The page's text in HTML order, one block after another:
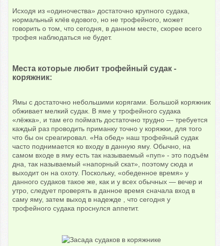
Исходя из «одиночества» достаточно крупного судака,
нормальный клёв едового, но не трофейного, может
говорить о том, что сегодня, в данном месте, скорее всего
трофея наблюдаться не будет.
Места которые любит трофейный судак -
коряжник:
Ямы с достаточно небольшими корягами. Большой коряжник
обживает мелкий судак. В яме у трофейного судака
«лёжка», и там его поймать достаточно трудно — требуется
каждый раз проводить приманку точно у коряжки, для того
что бы он среагировал. «На обед» наш трофейный судак
часто поднимается ко входу в данную яму. Обычно, на
самом входе в яму есть так называемый «пуп» - это подъём
дна, так называемый «напорный скат», поэтому сюда и
выходит он на охоту. Поскольку, «обеденное время» у
данного судаков такое же, как и у всех обычных — вечер и
утро, следует проверять в данное время сначала вход в
саму яму, затем выход в надежде , что сегодня у
трофейного судака проснулся аппетит.